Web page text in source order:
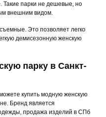
Такие парки не дешевые, но
внешним видом.
Это позволяет легко
демисезонную женскую
парку в Санкт-
купить модную женскую
Бренд является
продажа изделий в СПб